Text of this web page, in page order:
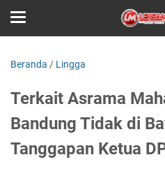
Beranda / Lingga
Terkait Asrama
Bandung Tidak di
Tanggapan Ketua